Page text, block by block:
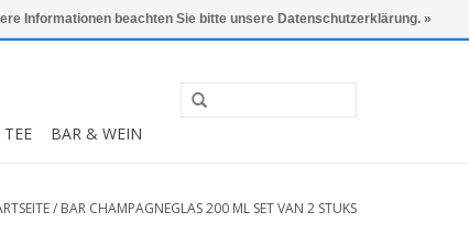
- €0,00 Mein Konto / Kundenkonto anlegen
BAR & WEIN
/ BAR CHAMPAGNEGLAS 200 ML SET VAN 2 STUKS
Informationen beachten Sie bitte unsere Datenschutzerklärung. »